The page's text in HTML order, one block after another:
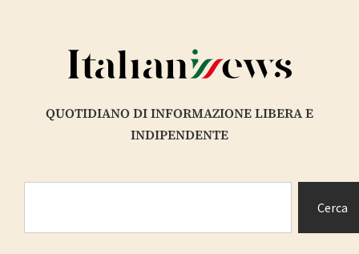
QUOTIDIANO DI INFORMAZIONE LIBERA E
INDIPENDENTE
Cerca